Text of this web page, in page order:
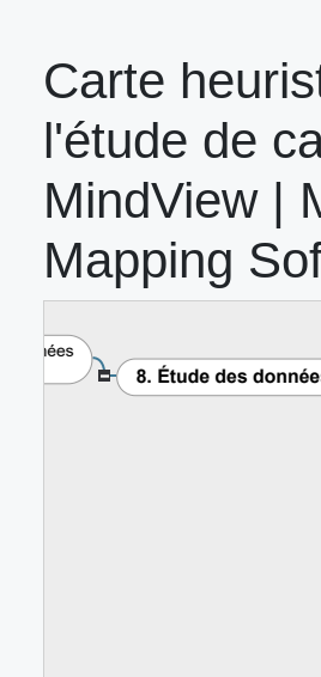
Carte
l'étude de
MindView |
Mapping